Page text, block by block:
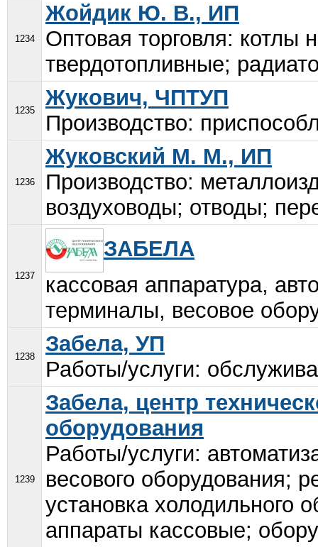
1234
Жойдик Ю. В., ИП
Оптовая торговля: котлы
твердотопливные;
1235
Жукович, ЧПТУП
Производство:
1236
Жуковский М. М., ИП
Производство:
воздуховоды; отводы;
1237
ЗАБЕЛА
кассовая аппаратура,
терминалы, весовое
1238
Забела, УП
Работы/услуги:
1239
Забела, центр
оборудования
Работы/услуги:
весового оборудования;
установка холодильного
аппараты кассовые;